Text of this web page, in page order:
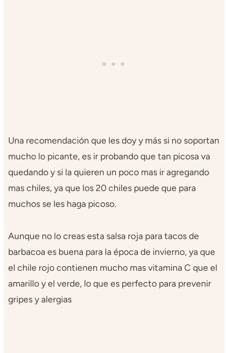
Una recomendación que les doy y más si no soportan
mucho lo picante, es ir probando que tan picosa va
quedando y si la quieren un poco mas ir agregando
mas chiles, ya que los 20 chiles puede que para
muchos se les haga picoso.
Aunque no lo creas esta salsa roja para tacos de
barbacoa es buena para la época de invierno, ya que
el chile rojo contienen mucho mas vitamina C que el
amarillo y el verde, lo que es perfecto para prevenir
gripes y alergias